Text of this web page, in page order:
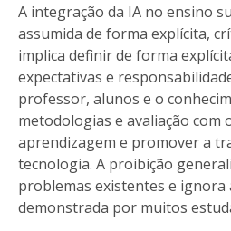
A integração da IA no ensino
assumida de forma explícita,
implica definir de forma
expectativas e
professor, alunos e o
metodologias e avaliação com
aprendizagem e promover a
tecnologia. A proibição
problemas existentes e ignora
demonstrada por muitos